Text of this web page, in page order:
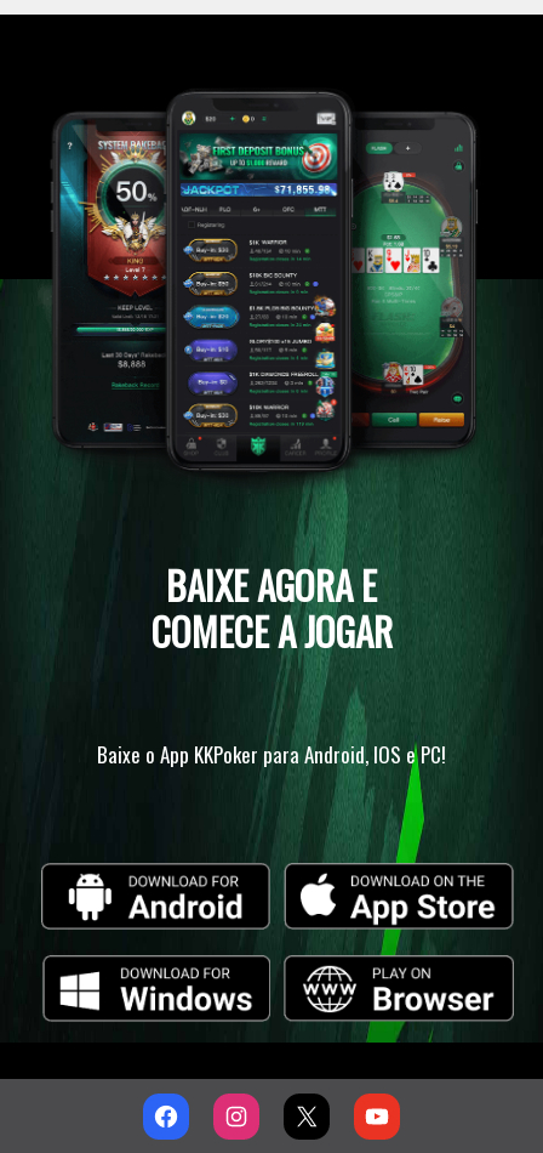
BAIXE AGORA E
COMECE A JOGAR
Baixe o App KKPoker para Android, IOS e PC!